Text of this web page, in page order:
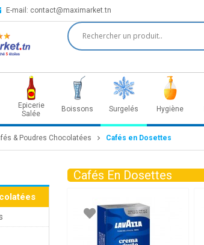
E-mail: contact@maximarket.tn
Epicerie
Salée
Boissons Surgelés Hygiène
& Poudres Chocolatées Cafés en Dosettes
Cafés En Dosettes